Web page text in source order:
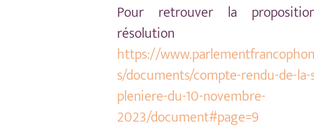
Pour retrouver la
https://
s/documents/compte-rendu-de-la-
pleniere-du-10-novembre-
2023/document#page=9